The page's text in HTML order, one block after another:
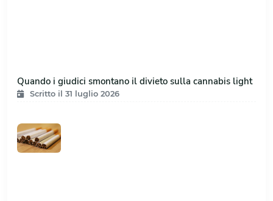
Quando i giudici smontano il divieto sulla cannabis light
Scritto il 31 luglio 2026